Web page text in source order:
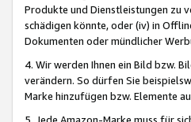
Produkte und Dienstleistungen zu
schädigen könnte, oder (iv) in
Dokumenten oder mündlicher
4. Wir werden Ihnen ein Bild bzw.
verändern. So dürfen Sie
Marke hinzufügen bzw. Elemente
5. Jede Amazon-Marke muss für